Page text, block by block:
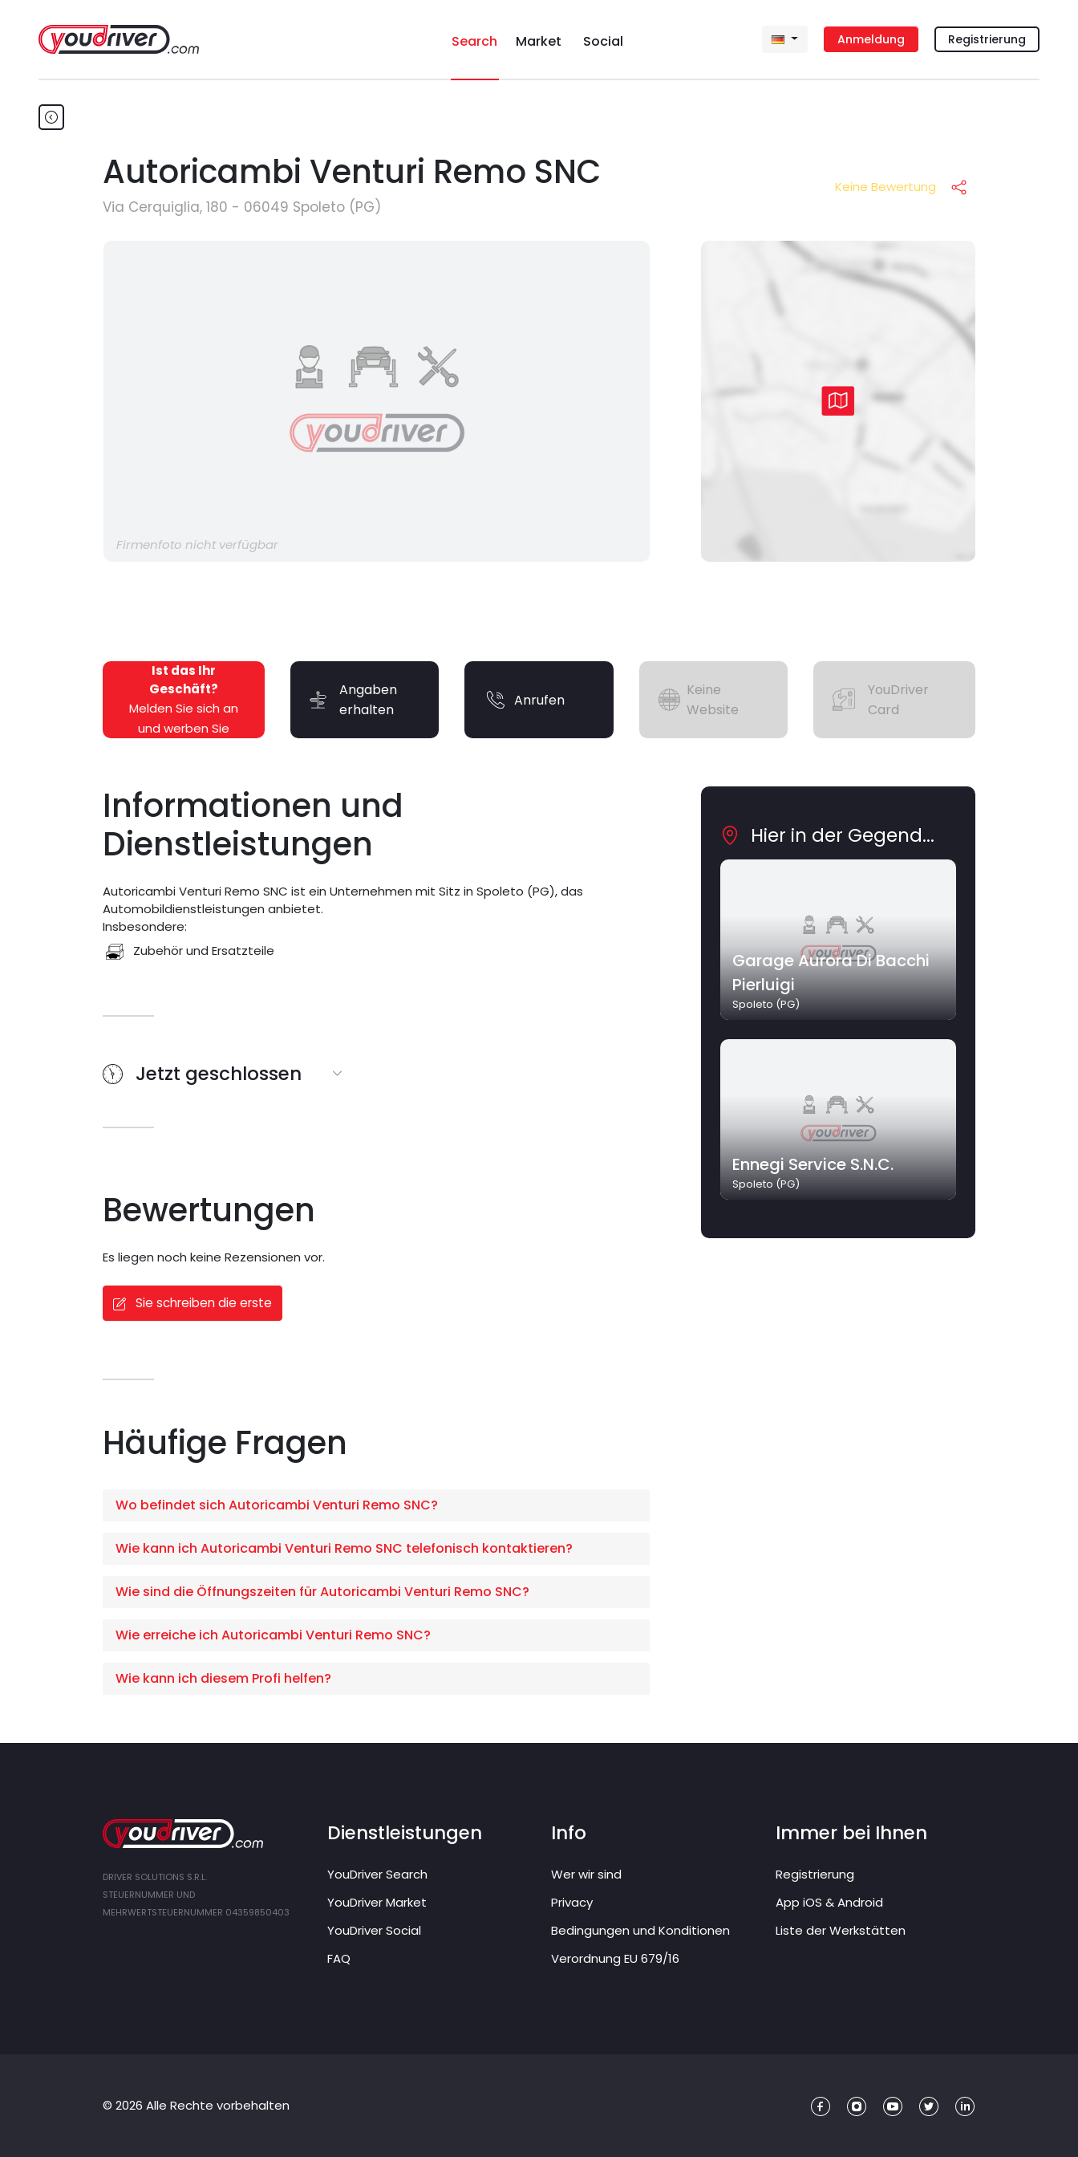
Search Market Social Anmeldung Registrierung
Autoricambi Venturi Remo SNC
Via Cerquiglia, 180 - 06049 Spoleto (PG)
Keine Bewertung
Firmenfoto nicht verfügbar
Ist das Ihr
Geschäft?
Melden Sie sich an
und werben Sie
Angaben
erhalten
Anrufen
Keine
Website
YouDriver
Card
Informationen und
Dienstleistungen
Autoricambi Venturi Remo SNC ist ein Unternehmen mit Sitz in Spoleto (PG), das
Automobildienstleistungen anbietet.
Insbesondere:
Zubehör und Ersatzteile
Jetzt geschlossen
Bewertungen
Es liegen noch keine Rezensionen vor.
Sie schreiben die erste
Häufige Fragen
Wo befindet sich Autoricambi Venturi Remo SNC?
Wie kann ich Autoricambi Venturi Remo SNC telefonisch kontaktieren?
Wie sind die Öffnungszeiten für Autoricambi Venturi Remo SNC?
Wie erreiche ich Autoricambi Venturi Remo SNC?
Wie kann ich diesem Profi helfen?
Hier in der Gegend...
Garage Aurora Di Bacchi
Pierluigi
Spoleto (PG)
Ennegi Service S.N.C.
Spoleto (PG)
DRIVER SOLUTIONS S.R.L.
STEUERNUMMER UND
MEHRWERTSTEUERNUMMER 04359850403
Dienstleistungen
YouDriver Search
YouDriver Market
YouDriver Social
FAQ
Info
Wer wir sind
Privacy
Bedingungen und Konditionen
Verordnung EU 679/16
Immer bei Ihnen
Registrierung
App iOS & Android
Liste der Werkstätten
© 2026 Alle Rechte vorbehalten